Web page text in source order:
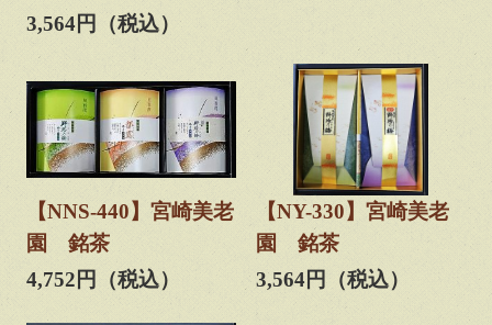
3,564円（税込）
【NNS-440】宮崎美老
園 銘茶
4,752円（税込）
【NY-330】宮崎美老
園 銘茶
3,564円（税込）